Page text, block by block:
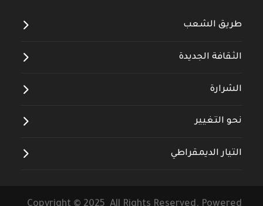
طريق الشعب
الثقافة الجديدة
الشرارة
نحو التغيير
التيار الديمقراطي